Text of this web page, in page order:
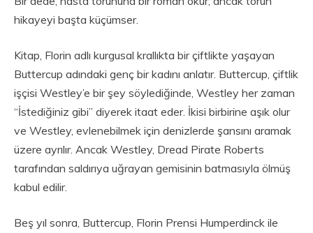
hikayeyi başta küçümser.
Kitap, Florin adlı kurgusal krallıkta bir çiftlikte yaşayan
Buttercup adındaki genç bir kadını anlatır. Buttercup, çiftlik
işçisi Westley’e bir şey söylediğinde, Westley her zaman
“İstediğiniz gibi” diyerek itaat eder. İkisi birbirine aşık olur
ve Westley, evlenebilmek için denizlerde şansını aramak
üzere ayrılır. Ancak Westley, Dread Pirate Roberts
tarafından saldırıya uğrayan gemisinin batmasıyla ölmüş
kabul edilir.
Beş yıl sonra, Buttercup, Florin Prensi Humperdinck ile